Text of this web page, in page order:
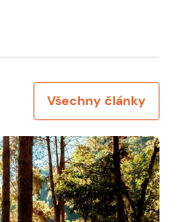
Všechny články